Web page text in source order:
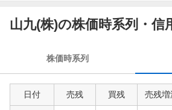
山九(株)の株価時系列・信
信
株価時系列
日付 売残 買残 売残増